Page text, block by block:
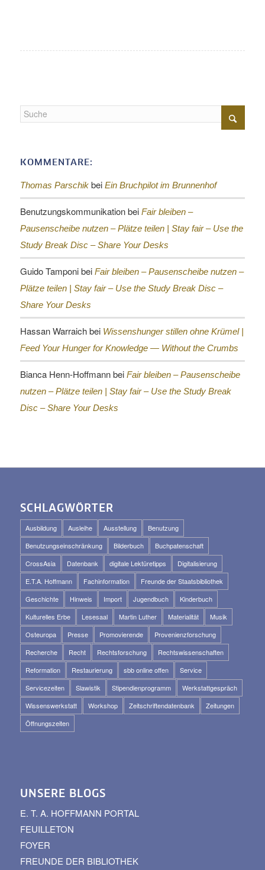
KOMMENTARE:
Thomas Parschikbei Ein Bruchpilot im Brunnenhof
Benutzungskommunikationbei Fair bleiben –
Pausenscheibe nutzen – Plätze teilen | Stay fair – Use the
Study Break Disc – Share Your Desks
Guido Tamponibei Fair bleiben – Pausenscheibe nutzen –
Plätze teilen | Stay fair – Use the Study Break Disc –
Share Your Desks
Hassan Warraichbei Wissenshunger stillen ohne Krümel |
Feed Your Hunger for Knowledge — Without the Crumbs
Bianca Henn-Hoffmannbei Fair bleiben – Pausenscheibe
nutzen – Plätze teilen | Stay fair – Use the Study Break
Disc – Share Your Desks
SCHLAGWÖRTER
Ausbildung Ausleihe Ausstellung
Benutzung
Benutzungseinschränkung
Bilderbuch
Buchpatenschaft
CrossAsia
Datenbank digitale Lektüretipps
Digitalisierung
E.T.A. Hoffmann
Fachinformation
Freunde der Staatsbibliothek
Geschichte
Hinweis Import Jugendbuch
Kinderbuch
Kulturelles Erbe
Lesesaal Martin Luther Materialität
Musik
Osteuropa
Presse Promovierende
Provenienzforschung
Recherche
Recht Rechtsforschung
Rechtswissenschaften
Reformation
Restaurierung sbb online offen
Service
Servicezeiten
Slawistik Stipendienprogramm
Werkstattgespräch
Wissenswerkstatt
Workshop Zeitschriftendatenbank
Zeitungen
Öffnungszeiten
UNSERE BLOGS
E. T. A. HOFFMANN PORTAL
FEUILLETON
FOYER
FREUNDE DER BIBLIOTHEK